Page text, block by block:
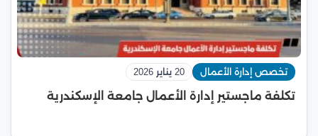
تخصص إدارة الأعمال 20 يناير 2026
تكلفة ماجستير إدارة الأعمال جامعة الإسكندرية